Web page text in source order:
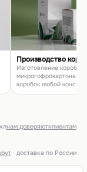
Производство
Изготовление коробок
микрогофрокартона,
коробок любой
товаров и подарков
нам доверяютклиентам
· доставка по России